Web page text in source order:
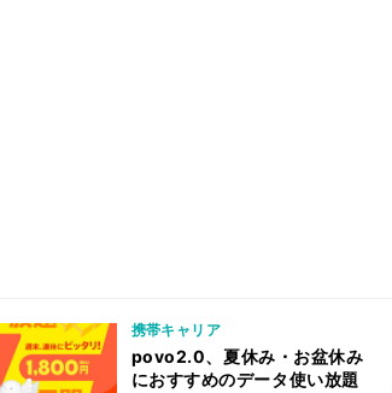
携帯キャリア
povo2.0、夏休み・お盆休み
におすすめのデータ使い放題